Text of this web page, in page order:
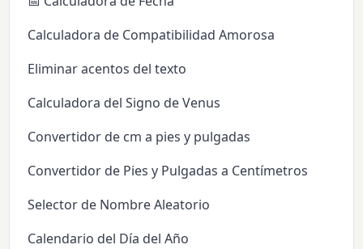
Calculadora de Compatibilidad Amorosa
Eliminar acentos del texto
Calculadora del Signo de Venus
Convertidor de cm a pies y pulgadas
Convertidor de Pies y Pulgadas a Centímetros
Selector de Nombre Aleatorio
Calendario del Día del Año